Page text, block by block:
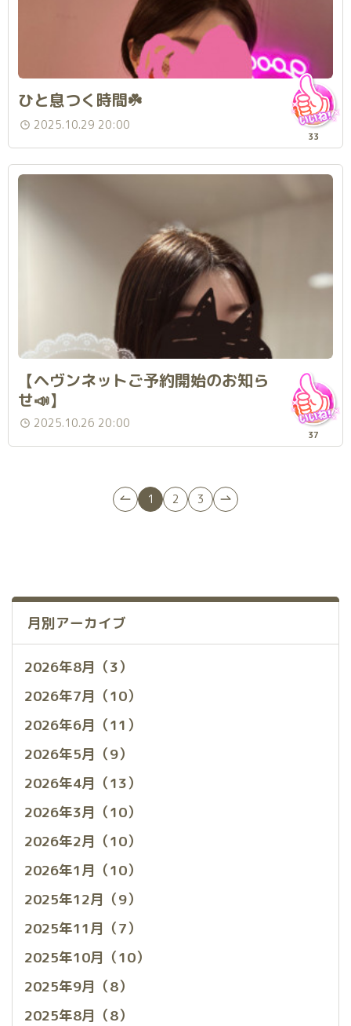
ひと息つく時間☘️
2025.10.29 20:00
33
【ヘヴンネットご予約開始のお知ら
せ📣】
2025.10.26 20:00
37
1 2 3
月別アーカイブ
2026年8月（3）
2026年7月（10）
2026年6月（11）
2026年5月（9）
2026年4月（13）
2026年3月（10）
2026年2月（10）
2026年1月（10）
2025年12月（9）
2025年11月（7）
2025年10月（10）
2025年9月（8）
2025年8月（8）